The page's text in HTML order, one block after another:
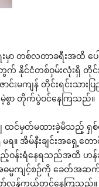
းမှာ တစ်လတာခရီးအထိ ‌ပ
နိုင်ငံတစ်ဝှမ်းလုံးရှိ တိုင်း
ဇောင်းမကျန် တိုင်းရင်း
ာ တိုက်ပွဲဝင်‌နေကြသည်။
ျှ ထင်မှတ်မထားခဲ့မိသည့်
အိမ်နီးချင်းအ‌ရှေ့‌တောင်
ကြည့်ဝန်းရံ‌နေရသည်အထိ
အဓမ္မကျင့်စဉ်ကို ‌ခေတ်
ော်လှန်ကယ်တင်‌နေကြသည်။